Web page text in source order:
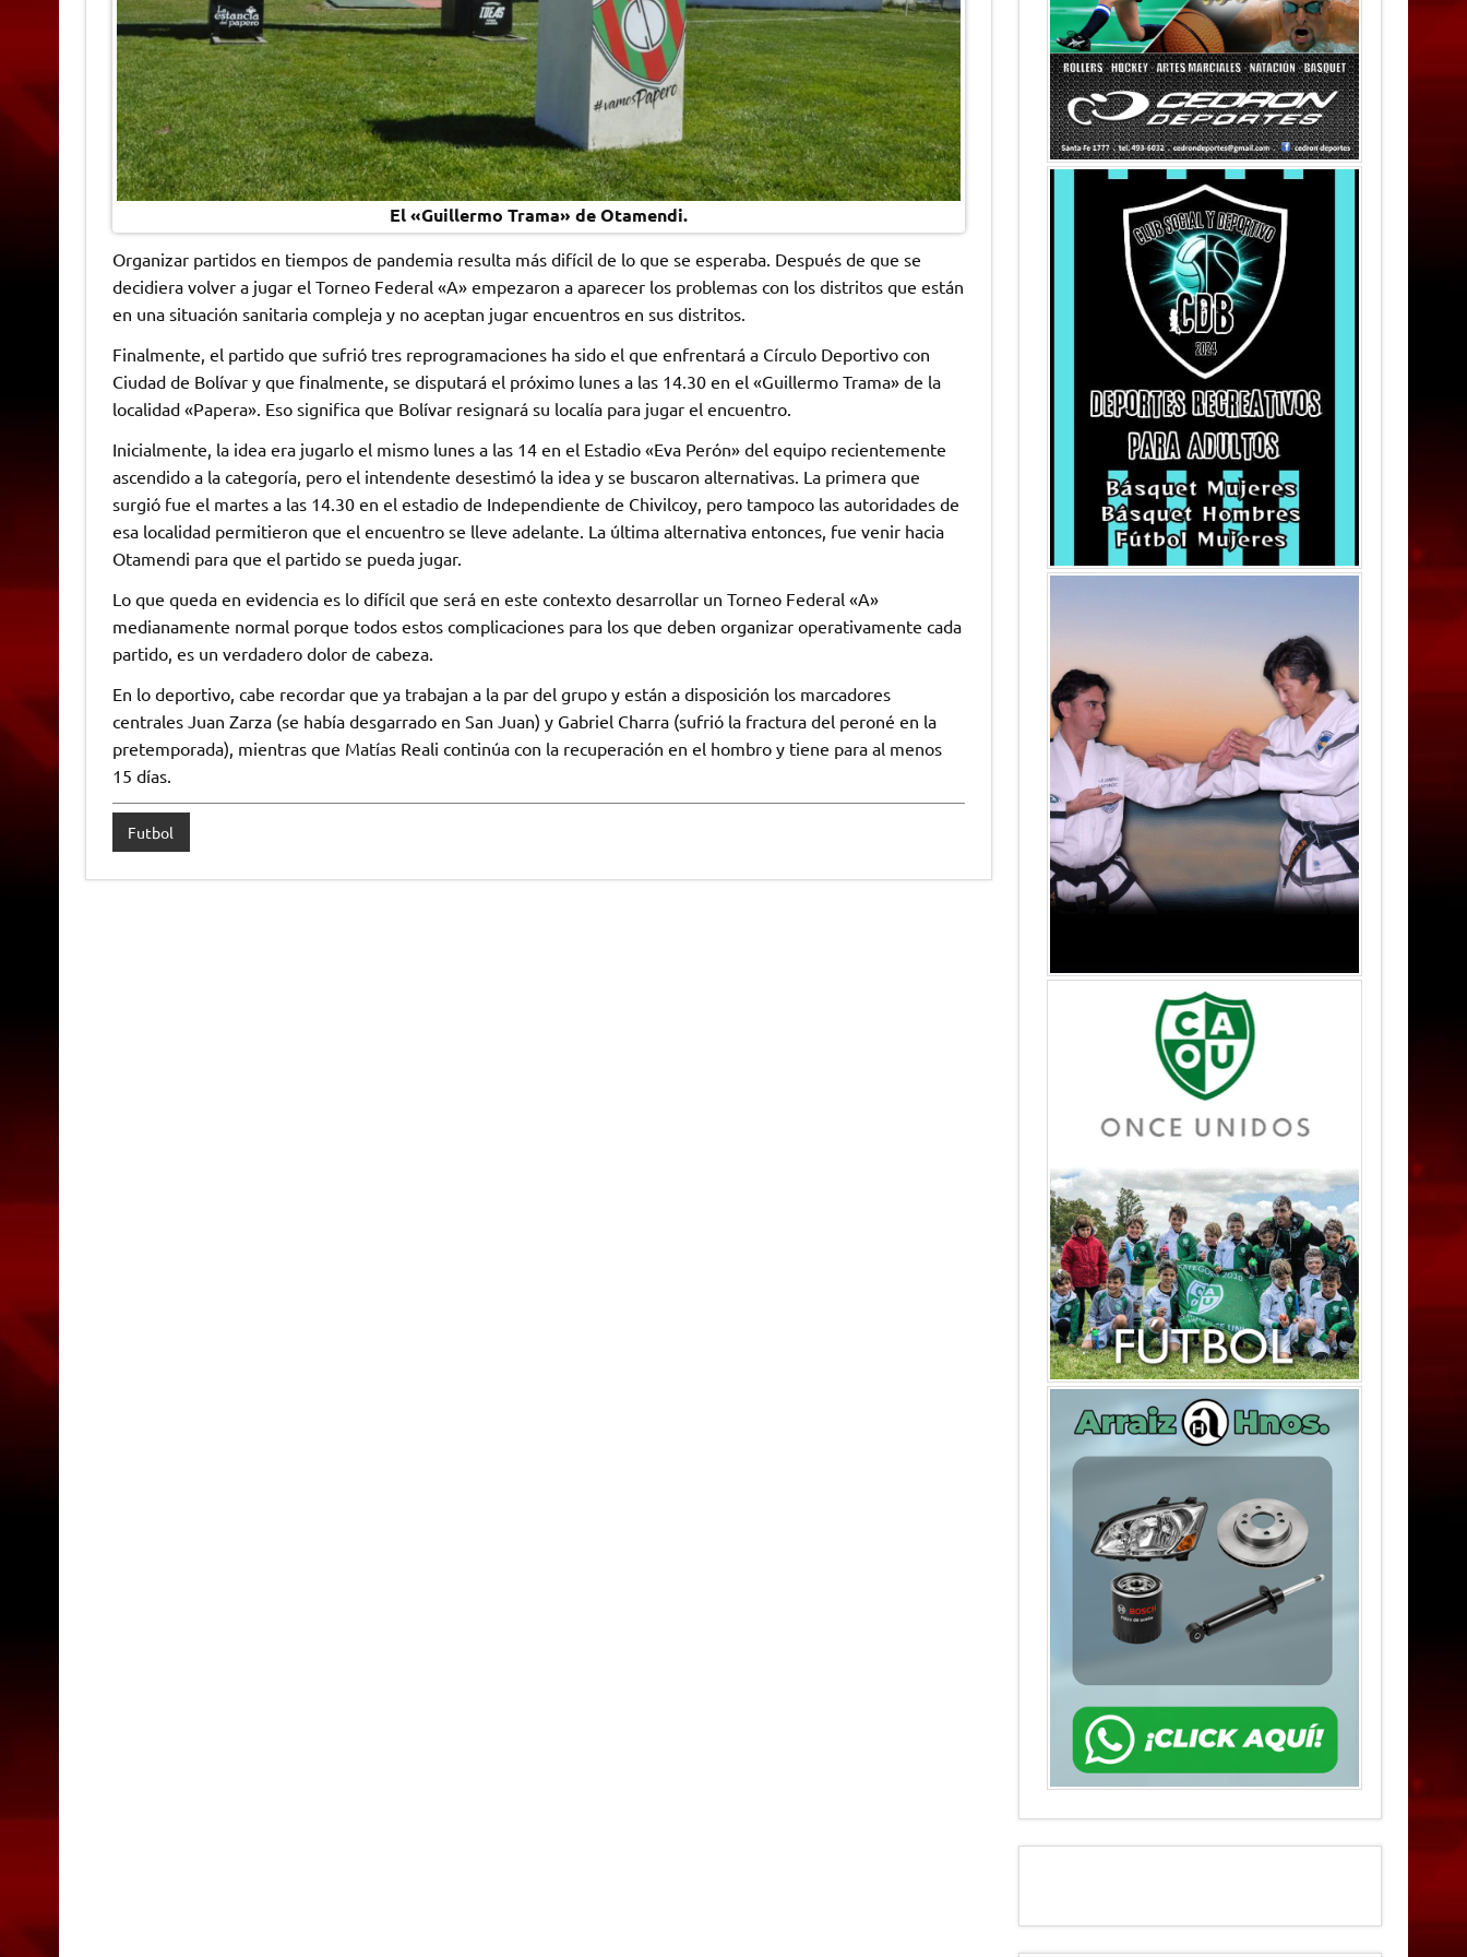
El «Guillermo Trama» de Otamendi.
Organizar partidos en tiempos de pandemia resulta más difícil de lo que se esperaba. Después de que se
decidiera volver a jugar el Torneo Federal «A» empezaron a aparecer los problemas con los distritos que están
en una situación sanitaria compleja y no aceptan jugar encuentros en sus distritos.
Finalmente, el partido que sufrió tres reprogramaciones ha sido el que enfrentará a Círculo Deportivo con
Ciudad de Bolívar y que finalmente, se disputará el próximo lunes a las 14.30 en el «Guillermo Trama» de la
localidad «Papera». Eso significa que Bolívar resignará su localía para jugar el encuentro.
Inicialmente, la idea era jugarlo el mismo lunes a las 14 en el Estadio «Eva Perón» del equipo recientemente
ascendido a la categoría, pero el intendente desestimó la idea y se buscaron alternativas. La primera que
surgió fue el martes a las 14.30 en el estadio de Independiente de Chivilcoy, pero tampoco las autoridades de
esa localidad permitieron que el encuentro se lleve adelante. La última alternativa entonces, fue venir hacia
Otamendi para que el partido se pueda jugar.
Lo que queda en evidencia es lo difícil que será en este contexto desarrollar un Torneo Federal «A»
medianamente normal porque todos estos complicaciones para los que deben organizar operativamente cada
partido, es un verdadero dolor de cabeza.
En lo deportivo, cabe recordar que ya trabajan a la par del grupo y están a disposición los marcadores
centrales Juan Zarza (se había desgarrado en San Juan) y Gabriel Charra (sufrió la fractura del peroné en la
pretemporada), mientras que Matías Reali continúa con la recuperación en el hombro y tiene para al menos
15 días.
Futbol